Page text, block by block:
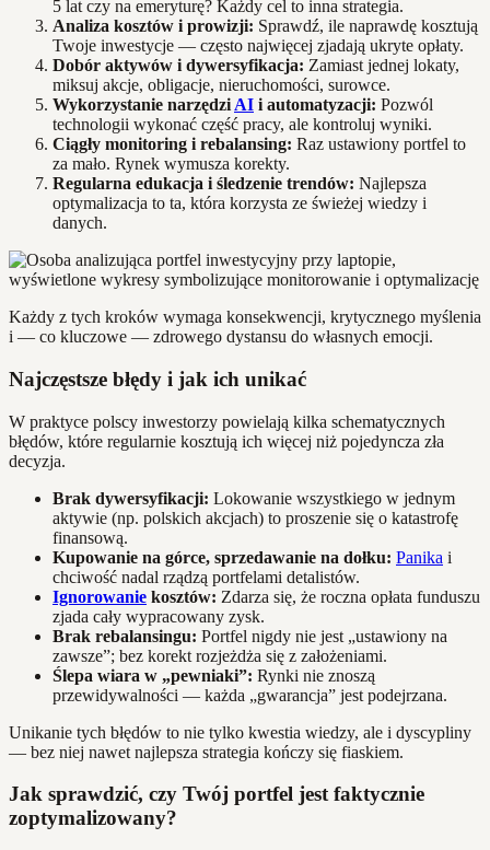
5 lat czy na emeryturę? Każdy cel to inna strategia.
Analiza kosztów i prowizji: Sprawdź, ile naprawdę kosztują
Twoje inwestycje — często najwięcej zjadają ukryte opłaty.
Dobór aktywów i dywersyfikacja: Zamiast jednej lokaty,
miksuj akcje, obligacje, nieruchomości, surowce.
Wykorzystanie narzędzi AI i automatyzacji: Pozwól
technologii wykonać część pracy, ale kontroluj wyniki.
Ciągły monitoring i rebalansing: Raz ustawiony portfel to
za mało. Rynek wymusza korekty.
Regularna edukacja i śledzenie trendów: Najlepsza
optymalizacja to ta, która korzysta ze świeżej wiedzy i
danych.
Każdy z tych kroków wymaga konsekwencji, krytycznego myślenia
i — co kluczowe — zdrowego dystansu do własnych emocji.
Najczęstsze błędy i jak ich unikać
W praktyce polscy inwestorzy powielają kilka schematycznych
błędów, które regularnie kosztują ich więcej niż pojedyncza zła
decyzja.
Brak dywersyfikacji: Lokowanie wszystkiego w jednym
aktywie (np. polskich akcjach) to proszenie się o katastrofę
finansową.
Kupowanie na górce, sprzedawanie na dołku: Panika i
chciwość nadal rządzą portfelami detalistów.
Ignorowanie kosztów: Zdarza się, że roczna opłata funduszu
zjada cały wypracowany zysk.
Brak rebalansingu: Portfel nigdy nie jest „ustawiony na
zawsze”; bez korekt rozjeżdża się z założeniami.
Ślepa wiara w „pewniaki”: Rynki nie znoszą
przewidywalności — każda „gwarancja” jest podejrzana.
Unikanie tych błędów to nie tylko kwestia wiedzy, ale i dyscypliny
— bez niej nawet najlepsza strategia kończy się fiaskiem.
Jak sprawdzić, czy Twój portfel jest faktycznie
zoptymalizowany?